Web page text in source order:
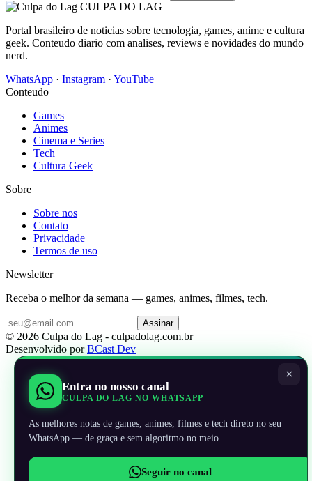
CULPA DO LAG
Portal brasileiro de noticias sobre tecnologia, games, anime e cultura
geek. Conteudo diario com analises, reviews e novidades do mundo
nerd.
WhatsApp · Instagram · YouTube
Conteudo
Games
Animes
Cinema e Series
Tech
Cultura Geek
Sobre
Sobre nos
Contato
Privacidade
Termos de uso
Newsletter
Receba o melhor da semana — games, animes, filmes, tech.
Assinar
© 2026 Culpa do Lag - culpadolag.com.br
Desenvolvido porBCast Dev
×
Entra no nosso canal
CULPA DO LAG NO WHATSAPP
As melhores notas de games, animes, filmes e tech direto no seu
WhatsApp — de graça e sem algoritmo no meio.
Seguir no canal